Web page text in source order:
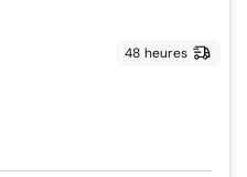
48 heures